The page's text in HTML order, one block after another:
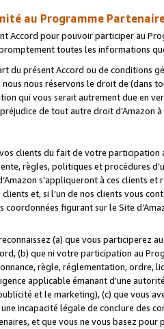
au Programme
Accord pour pouvoir participer au
toutes les informations
du présent Accord ou de conditions
nous réservons le droit de (dans
qui vous serait autrement due en
de tout autre droit
clients du fait de votre
règles, politiques et procédures
s’appliqueront à ces clients
et, si l’un de nos clients vous
coordonnées figurant sur le Site
(a) que vous participerez
(b) que ni votre participation au
règle, réglementation, ordre,
applicable émanant d’une
et le marketing), (c) que vous
incapacité légale de conclure des
et que vous ne vous basez